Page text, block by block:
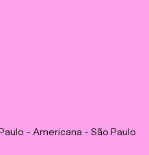
- Americana - São Paulo